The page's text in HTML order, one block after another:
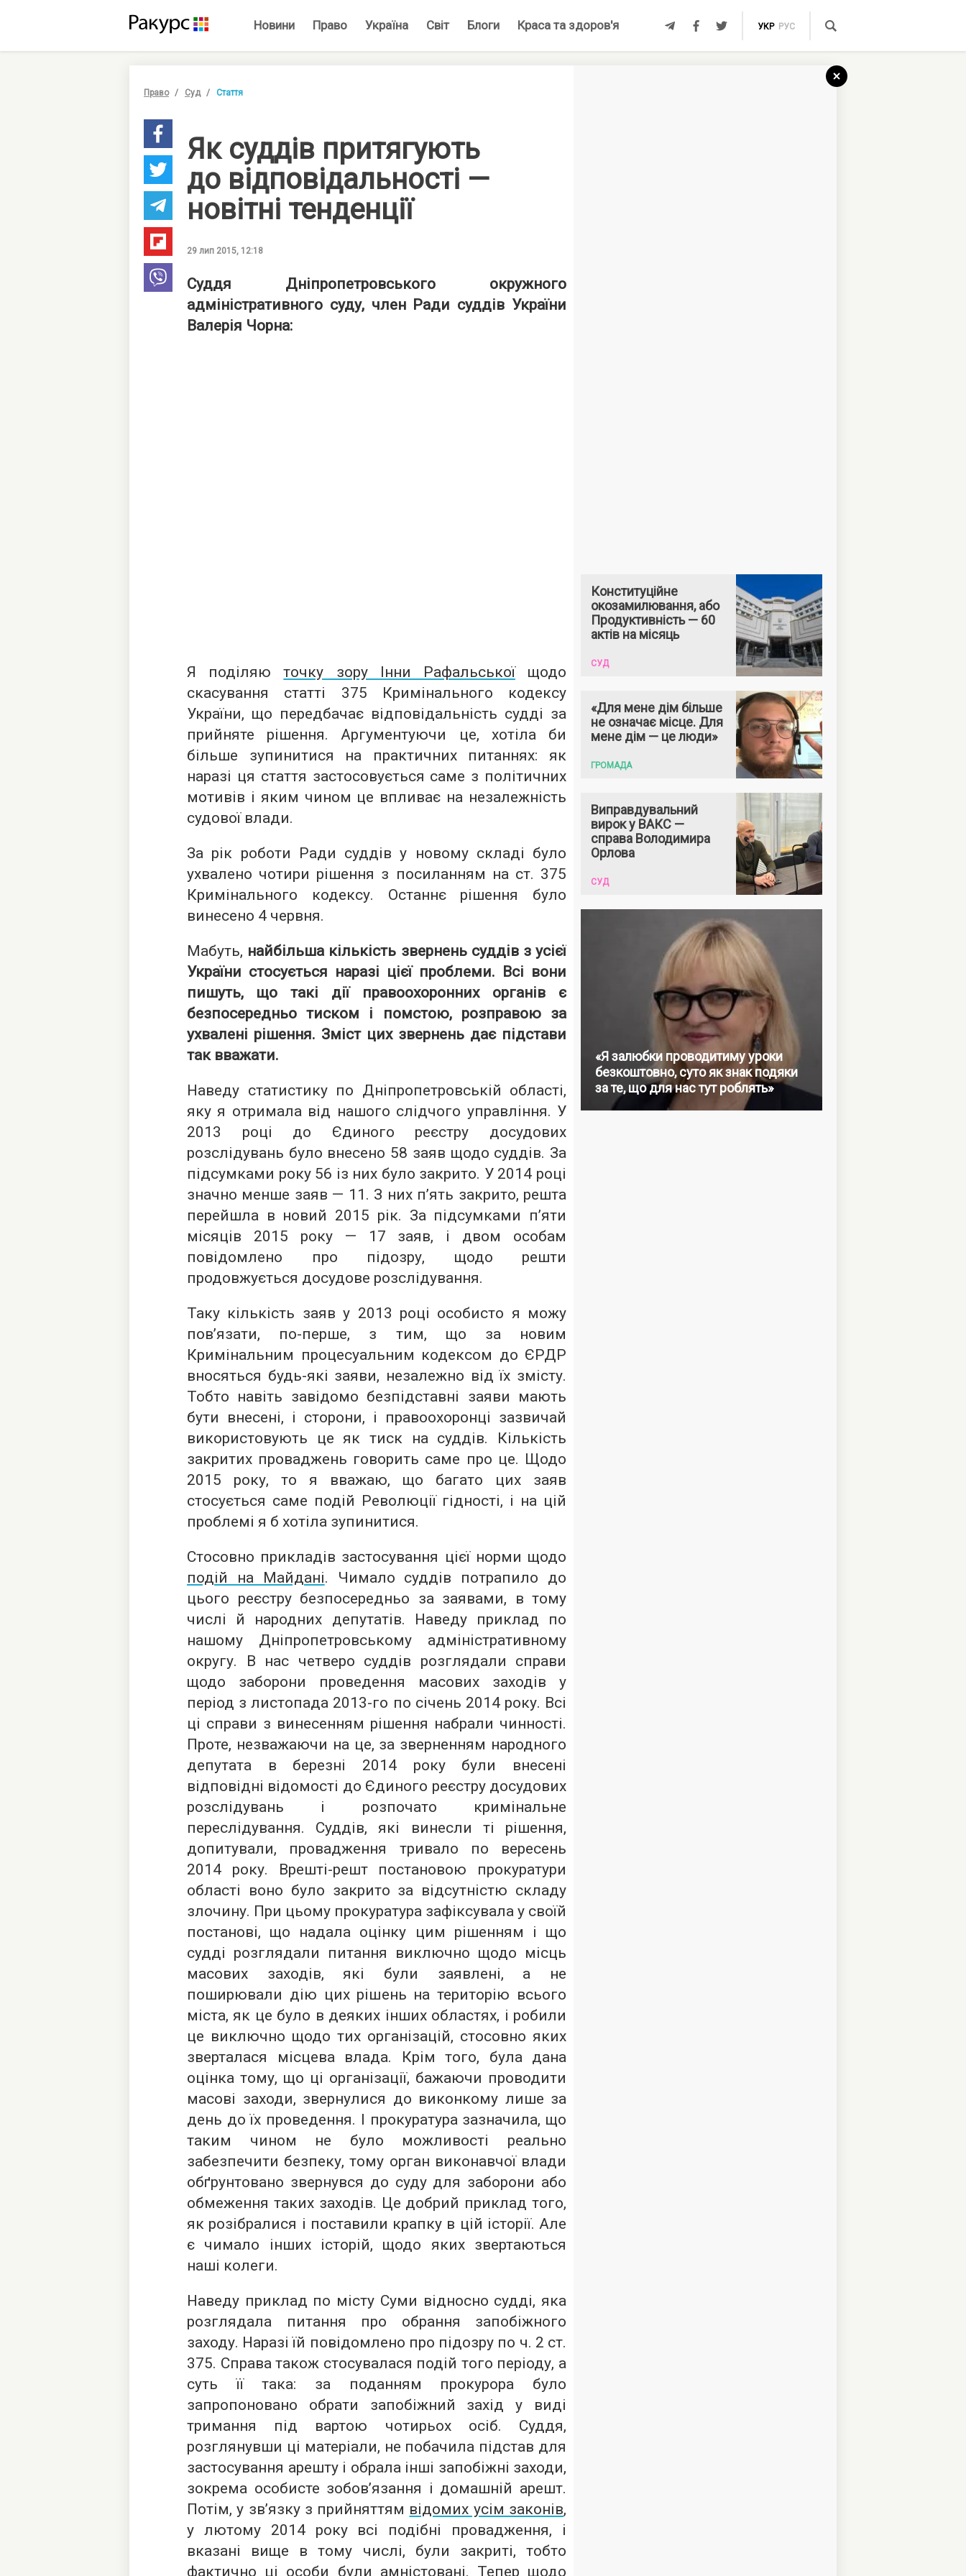
Новини Право Україна Світ Блоги Краса та здоров'я УКР РУС
Право Суд Стаття
Як суддів притягують
до відповідальності —
новітні тенденції
29 лип 2015, 12:18
Суддя Дніпропетровського окружного
адміністративного суду, член Ради суддів України
Валерія Чорна:
Я поділяюточку зору Інни Рафальськоїщодо
скасування статті 375 Кримінального кодексу
України, що передбачає відповідальність судді за
прийняте рішення. Аргументуючи це, хотіла би
більше зупинитися на практичних питаннях: як
наразі ця стаття застосовується саме з політичних
мотивів і яким чином це впливає на незалежність
судової влади.
За рік роботи Ради суддів у новому складі було
ухвалено чотири рішення з посиланням на ст. 375
Кримінального кодексу. Останнє рішення було
винесено 4 червня.
Мабуть, найбільша кількість звернень суддів з усієї
України стосується наразі цієї проблеми. Всі вони
пишуть, що такі дії правоохоронних органів є
безпосередньо тиском і помстою, розправою за
ухвалені рішення. Зміст цих звернень дає підстави
так вважати.
Наведу статистику по Дніпропетровській області,
яку я отримала від нашого слідчого управління. У
2013 році до Єдиного реєстру досудових
розслідувань було внесено 58 заяв щодо суддів. За
підсумками року 56 із них було закрито. У 2014 році
значно менше заяв — 11. З них п’ять закрито, решта
перейшла в новий 2015 рік. За підсумками п’яти
місяців 2015 року — 17 заяв, і двом особам
повідомлено про підозру, щодо решти
продовжується досудове розслідування.
Таку кількість заяв у 2013 році особисто я можу
пов’язати, по-перше, з тим, що за новим
Кримінальним процесуальним кодексом до ЄРДР
вносяться будь-які заяви, незалежно від їх змісту.
Тобто навіть завідомо безпідставні заяви мають
бути внесені, і сторони, і правоохоронці зазвичай
використовують це як тиск на суддів. Кількість
закритих проваджень говорить саме про це. Щодо
2015 року, то я вважаю, що багато цих заяв
стосується саме подій Революції гідності, і на цій
проблемі я б хотіла зупинитися.
Стосовно прикладів застосування цієї норми щодо
подій на Майдані. Чимало суддів потрапило до
цього реєстру безпосередньо за заявами, в тому
числі й народних депутатів. Наведу приклад по
нашому Дніпропетровському адміністративному
округу. В нас четверо суддів розглядали справи
щодо заборони проведення масових заходів у
період з листопада 2013-го по січень 2014 року. Всі
ці справи з винесенням рішення набрали чинності.
Проте, незважаючи на це, за зверненням народного
депутата в березні 2014 року були внесені
відповідні відомості до Єдиного реєстру досудових
розслідувань і розпочато кримінальне
переслідування. Суддів, які винесли ті рішення,
допитували, провадження тривало по вересень
2014 року. Врешті-решт постановою прокуратури
області воно було закрито за відсутністю складу
злочину. При цьому прокуратура зафіксувала у своїй
постанові, що надала оцінку цим рішенням і що
судді розглядали питання виключно щодо місць
масових заходів, які були заявлені, а не
поширювали дію цих рішень на територію всього
міста, як це було в деяких інших областях, і робили
це виключно щодо тих організацій, стосовно яких
зверталася місцева влада. Крім того, була дана
оцінка тому, що ці організації, бажаючи проводити
масові заходи, звернулися до виконкому лише за
день до їх проведення. І прокуратура зазначила, що
таким чином не було можливості реально
забезпечити безпеку, тому орган виконавчої влади
обґрунтовано звернувся до суду для заборони або
обмеження таких заходів. Це добрий приклад того,
як розібралися і поставили крапку в цій історії. Але
є чимало інших історій, щодо яких звертаються
наші колеги.
Наведу приклад по місту Суми відносно судді, яка
розглядала питання про обрання запобіжного
заходу. Наразі їй повідомлено про підозру по ч. 2 ст.
375. Справа також стосувалася подій того періоду, а
суть її така: за поданням прокурора було
запропоновано обрати запобіжний захід у виді
тримання під вартою чотирьох осіб. Суддя,
розглянувши ці матеріали, не побачила підстав для
застосування арешту і обрала інші запобіжні заходи,
зокрема особисте зобов’язання і домашній арешт.
Потім, у зв’язку з прийняттям відомих усім законів,
у лютому 2014 року всі подібні провадження, і
вказані вище в тому числі, були закриті, тобто
фактично ці особи були амністовані. Тепер щодо
Конституційне
окозамилювання, або
Продуктивність — 60
актів на місяць
СУД
«Для мене дім більше
не означає місце. Для
мене дім — це люди»
ГРОМАДА
Виправдувальний
вирок у ВАКС —
справа Володимира
Орлова
СУД
«Я залюбки проводитиму уроки
безкоштовно, суто як знак подяки
за те, що для нас тут роблять»